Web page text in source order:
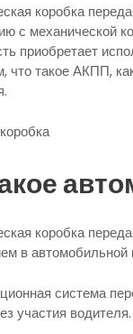
коробка
с механической
приобретает
что такое АКПП,
коробка
в автомобильной
система
участия водителя.